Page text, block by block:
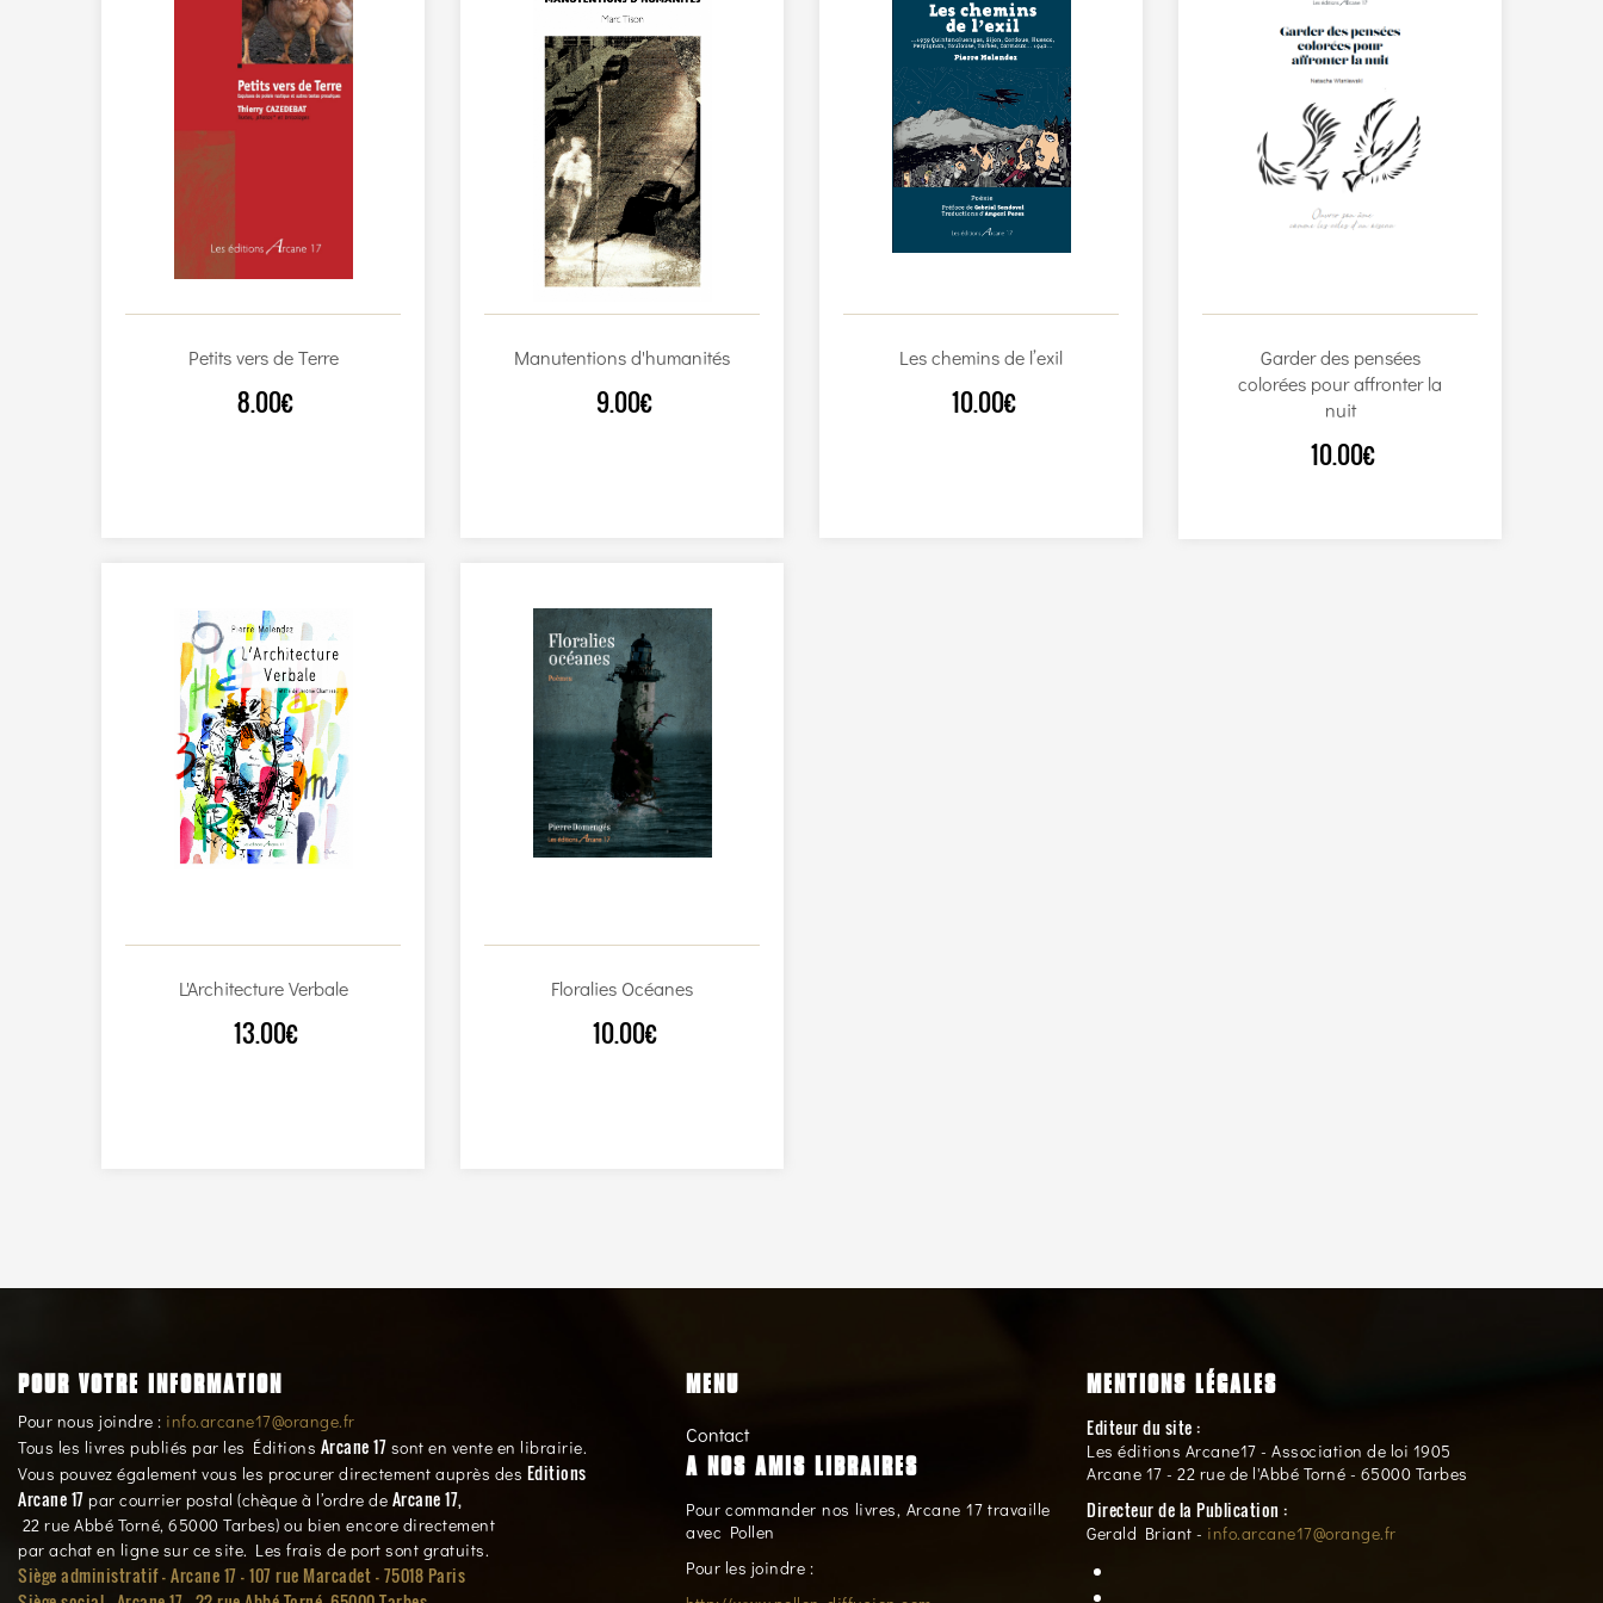
Petits vers de Terre
8.00€
Manutentions d'humanités
9.00€
Les chemins de l’exil
10.00€
Garder des pensées
colorées pour affronter la
nuit
10.00€
L'Architecture Verbale
13.00€
Floralies Océanes
10.00€
POUR VOTRE INFORMATION
Pour nous joindre : info.arcane17@orange.fr
Tous les livres publiés par les Éditions Arcane 17 sont en vente en librairie.
Vous pouvez également vous les procurer directement auprès des Editions
Arcane 17 par courrier postal (chèque à l’ordre de Arcane 17,
22 rue Abbé Torné, 65000 Tarbes) ou bien encore directement
par achat en ligne sur ce site. Les frais de port sont gratuits.
Siège administratif - Arcane 17 - 107 rue Marcadet - 75018 Paris
MENU
Contact
A NOS AMIS LIBRAIRES
Pour commander nos livres, Arcane 17 travaille
avec Pollen
Pour les joindre :
MENTIONS LÉGALES
Editeur du site :
Les éditions Arcane17 - Association de loi 1905
Arcane 17 - 22 rue de l'Abbé Torné - 65000 Tarbes
Directeur de la Publication :
Gerald Briant - info.arcane17@orange.fr